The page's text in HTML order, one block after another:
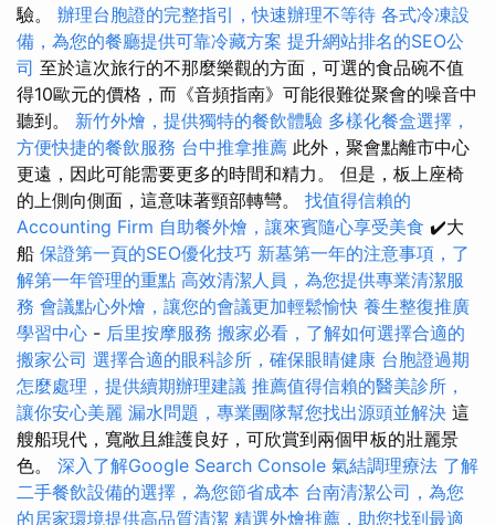
驗。 辦理台胞證的完整指引，快速辦理不等待 各式冷凍設
備，為您的餐廳提供可靠冷藏方案 提升網站排名的SEO公
司 至於這次旅行的不那麼樂觀的方面，可選的食品碗不值
得10歐元的價格，而《音頻指南》可能很難從聚會的噪音中
聽到。 新竹外燴，提供獨特的餐飲體驗 多樣化餐盒選擇，
方便快捷的餐飲服務 台中推拿推薦 此外，聚會點離市中心
更遠，因此可能需要更多的時間和精力。 但是，板上座椅
的上側向側面，這意味著頸部轉彎。 找值得信賴的
Accounting Firm 自助餐外燴，讓來賓隨心享受美食 ✔️大
船 保證第一頁的SEO優化技巧 新墓第一年的注意事項，了
解第一年管理的重點 高效清潔人員，為您提供專業清潔服
務 會議點心外燴，讓您的會議更加輕鬆愉快 養生整復推廣
學習中心 - 后里按摩服務 搬家必看，了解如何選擇合適的
搬家公司 選擇合適的眼科診所，確保眼睛健康 台胞證過期
怎麼處理，提供續期辦理建議 推薦值得信賴的醫美診所，
讓你安心美麗 漏水問題，專業團隊幫您找出源頭並解決 這
艘船現代，寬敞且維護良好，可欣賞到兩個甲板的壯麗景
色。 深入了解Google Search Console 氣結調理療法 了解
二手餐飲設備的選擇，為您節省成本 台南清潔公司，為您
的居家環境提供高品質清潔 精選外燴推薦，助您找到最適